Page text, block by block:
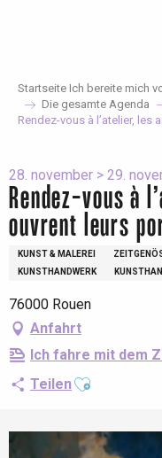
Startseite Ich bereite mich
Die gesamte Agenda
Rendez-vous à l’atelier, les
28. november > 29.
Rendez-vous à
ouvrent leurs
KUNST & MALEREI
KUNSTHANDWERK
76000 Rouen
Anfahrt
Ich fahre mit dem
TeilenAjouter aux